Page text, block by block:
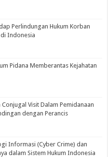
Perlindungan Hukum Korban
di Indonesia
Pidana Memberantas Kejahatan
Visit Dalam Pemidanaan
dengan Perancis
Informasi (Cyber Crime) dan
dalam Sistem Hukum Indonesia